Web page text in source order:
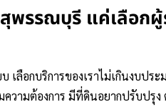
พรรณบุรี แค่เลือกผู้
ลือกบริการของเราไม่เกินงบปร
วามต้องการ มีที่ดินอยากปรับปรุง